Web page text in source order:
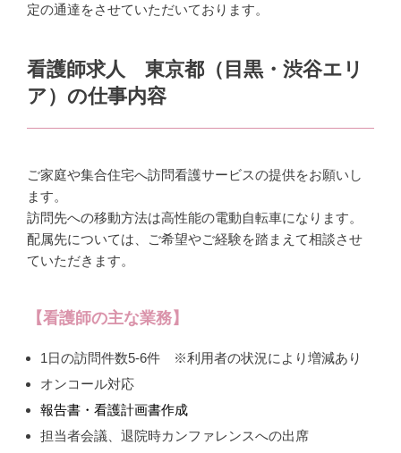
定の通達をさせていただいております。
看護師求人 東京都（目黒・渋谷エリ
ア）の仕事内容
ご家庭や集合住宅へ訪問看護サービスの提供をお願いし
ます。
訪問先への移動方法は高性能の電動自転車になります。
配属先については、ご希望やご経験を踏まえて相談させ
ていただきます。
【看護師の主な業務】
1日の訪問件数5-6件 ※利用者の状況により増減あり
オンコール対応
報告書・看護計画書作成
担当者会議、退院時カンファレンスへの出席